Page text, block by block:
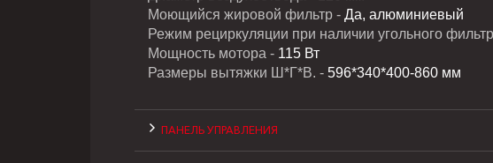
Моющийся жировой фильтр - Да, алюминиевый
Режим рециркуляции при наличии угольного
Мощность мотора - 115 Вт
Размеры вытяжки Ш*Г*В. - 596*340*400-860 мм
ПАНЕЛЬ УПРАВЛЕНИЯ